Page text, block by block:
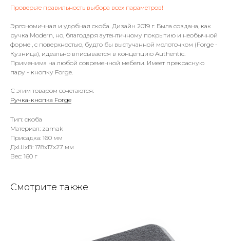
Проверьте правильность выбора всех параметров!
Эргономичная и удобная скоба. Дизайн 2019 г. Была создана, как
ручка Modern, но, благодаря аутентичному покрытию и необычной
форме , с поверхностью, будто бы выстучанной молоточком (Forge -
Кузница), идеально вписывается в концепцию Authentic.
Применима на любой современной мебели. Имеет прекрасную
пару - кнопку Forge.
С этим товаром сочетаются:
Ручка-кнопка Forge
Тип: скоба
Материал: zamak
Присадка: 160 мм
ДxШxВ: 178x17x27 мм
Вес: 160 г
Смотрите также